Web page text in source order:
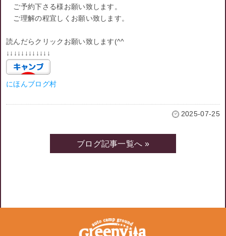
ご予約下さる様お願い致します。
ご理解の程宜しくお願い致します。
読んだらクリックお願い致します(^^ゞ
↓↓↓↓↓↓↓↓↓↓↓↓
にほんブログ村
2025-07-25
ブログ記事一覧へ »